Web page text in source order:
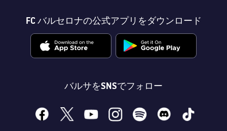
FC バルセロナの公式アプリをダウンロード
バルサをSNSでフォロー
facebook
x youtubeinstagramspotify discord tiktok